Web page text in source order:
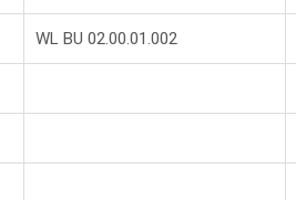
WL BU 02.00.01.002